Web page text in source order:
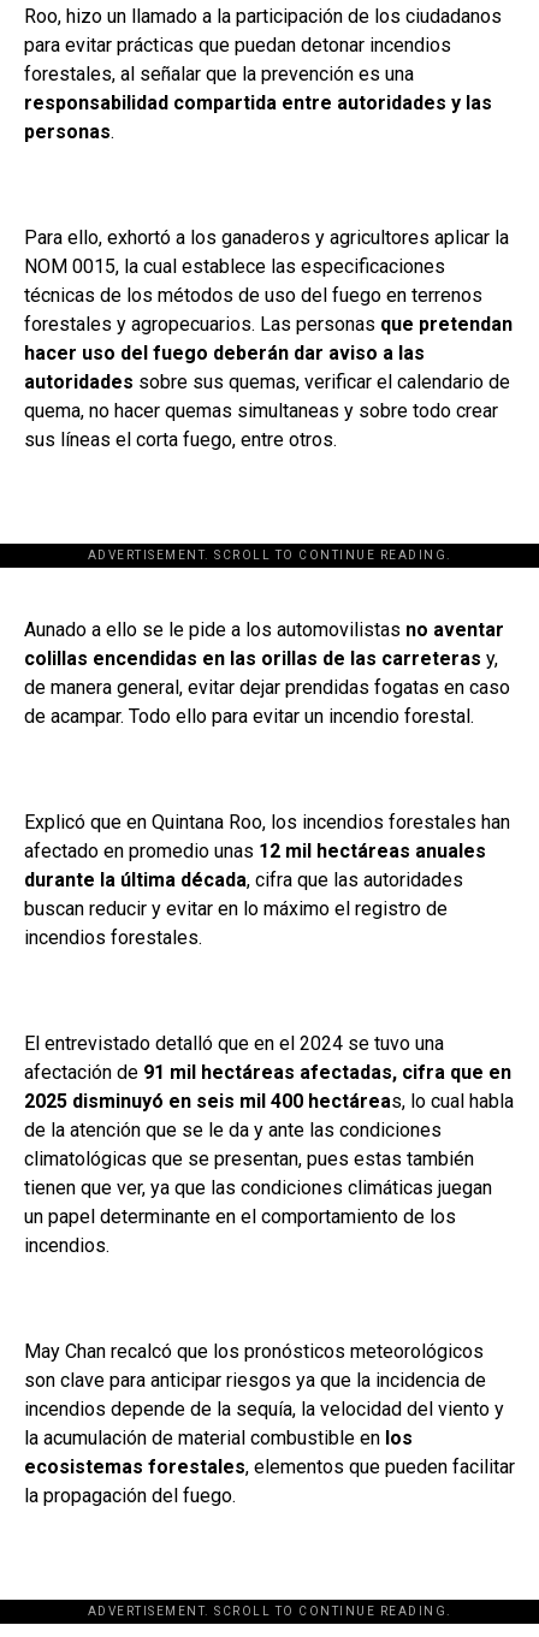
Roo, hizo un llamado a la participación de los ciudadanos
para evitar prácticas que puedan detonar incendios
forestales, al señalar que la prevención es una
responsabilidad compartida entre autoridades y las
personas.
Para ello, exhortó a los ganaderos y agricultores aplicar la
NOM 0015, la cual establece las especificaciones
técnicas de los métodos de uso del fuego en terrenos
forestales y agropecuarios. Las personas que pretendan
hacer uso del fuego deberán dar aviso a las
autoridades sobre sus quemas, verificar el calendario de
quema, no hacer quemas simultaneas y sobre todo crear
sus líneas el corta fuego, entre otros.
ADVERTISEMENT. SCROLL TO CONTINUE READING.
[adsforwp id="243463"]
Aunado a ello se le pide a los automovilistas no aventar
colillas encendidas en las orillas de las carreteras y,
de manera general, evitar dejar prendidas fogatas en caso
de acampar. Todo ello para evitar un incendio forestal.
Explicó que en Quintana Roo, los incendios forestales han
afectado en promedio unas 12 mil hectáreas anuales
durante la última década, cifra que las autoridades
buscan reducir y evitar en lo máximo el registro de
incendios forestales.
El entrevistado detalló que en el 2024 se tuvo una
afectación de 91 mil hectáreas afectadas, cifra que en
2025 disminuyó en seis mil 400 hectáreas, lo cual habla
de la atención que se le da y ante las condiciones
climatológicas que se presentan, pues estas también
tienen que ver, ya que las condiciones climáticas juegan
un papel determinante en el comportamiento de los
incendios.
May Chan recalcó que los pronósticos meteorológicos
son clave para anticipar riesgos ya que la incidencia de
incendios depende de la sequía, la velocidad del viento y
la acumulación de material combustible en los
ecosistemas forestales, elementos que pueden facilitar
la propagación del fuego.
ADVERTISEMENT. SCROLL TO CONTINUE READING.
[adsforwp id="243463"]